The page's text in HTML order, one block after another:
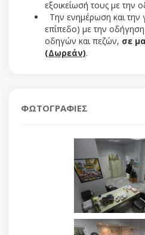
εξοικείωσή τους με την
Την ενημέρωση και την
επίπεδο) με την
οδηγών και πεζών, σε
(Δωρεάν).
ΦΩΤΟΓΡΑΦΙΕΣ